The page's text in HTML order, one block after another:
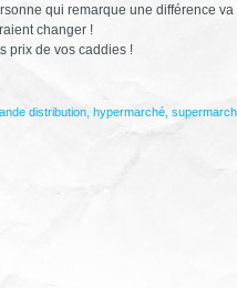
qui remarque une différence
changer !
prix de vos caddies !
distribution, hypermarché,